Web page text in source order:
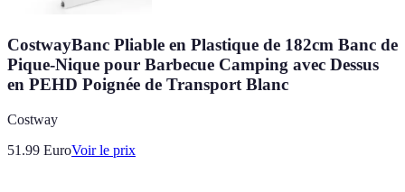
CostwayBanc Pliable en Plastique de 182cm Banc de
Pique-Nique pour Barbecue Camping avec Dessus
en PEHD Poignée de Transport Blanc
Costway
51.99 EuroVoir le prix